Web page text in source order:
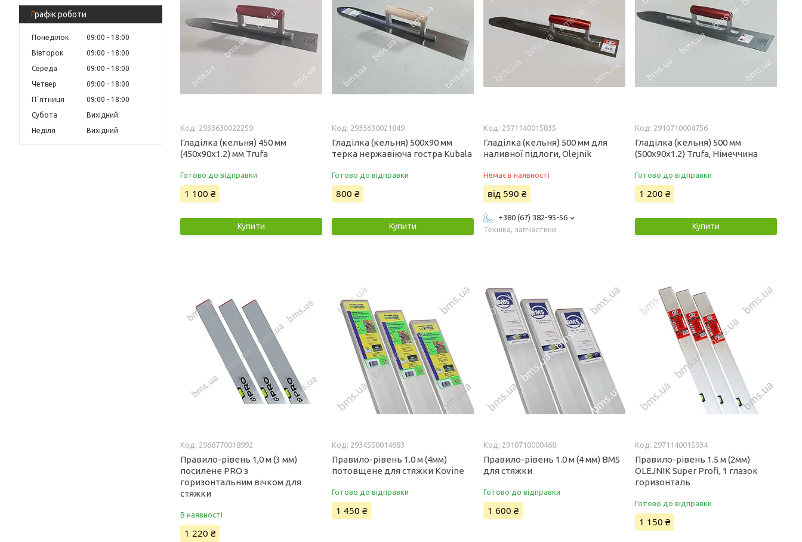
Графік роботи
Понеділок 09:00
18:00
Вівторок
09:00
18:00
Середа
09:00
18:00
Четвер
09:00
18:00
Пʼятниця
09:00
18:00
Субота
Вихідний
Неділя
Вихідний 2933630022259
Гладілка (кельня) 450 мм
(450х90х1.2) мм Trufa
Готово до відправки
1 100 ₴
Купити
2933630021849
Гладілка (кельня) 500х90 мм
терка нержавіюча гостра Kubala
Готово до відправки
800 ₴
Купити
2971140015835
Гладілка (кельня) 500 мм для
наливної підлоги, Olejnik
Немає в наявності
від 590 ₴
+380 (67) 382-95-56
Техніка, запчастини
2910710004756
Гладілка (кельня) 500 мм
(500х90х1.2) Trufa, Німеччина
Готово до відправки
1 200 ₴
Купити
2968770018992
Правило-рівень 1,0 м (3 мм)
посилене PRO з
горизонтальним вічком для
стяжки
В наявності
1 220 ₴
2934550014683
Правило-рівень 1.0 м (4мм)
потовщене для стяжки Kovine
Готово до відправки
1 450 ₴
2910710000468
Правило-рівень 1.0 м (4 мм) BMS
для стяжки
Готово до відправки
1 600 ₴
2971140015934
Правило-рівень 1.5 м (2мм)
OLEJNIK Super Profi, 1 глазок
горизонталь
Готово до відправки
1 150 ₴